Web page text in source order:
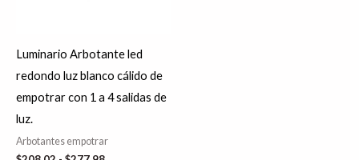
Luminario Arbotante led
redondo luz blanco cálido de
empotrar con 1 a 4 salidas de
luz.
Arbotantes empotrar